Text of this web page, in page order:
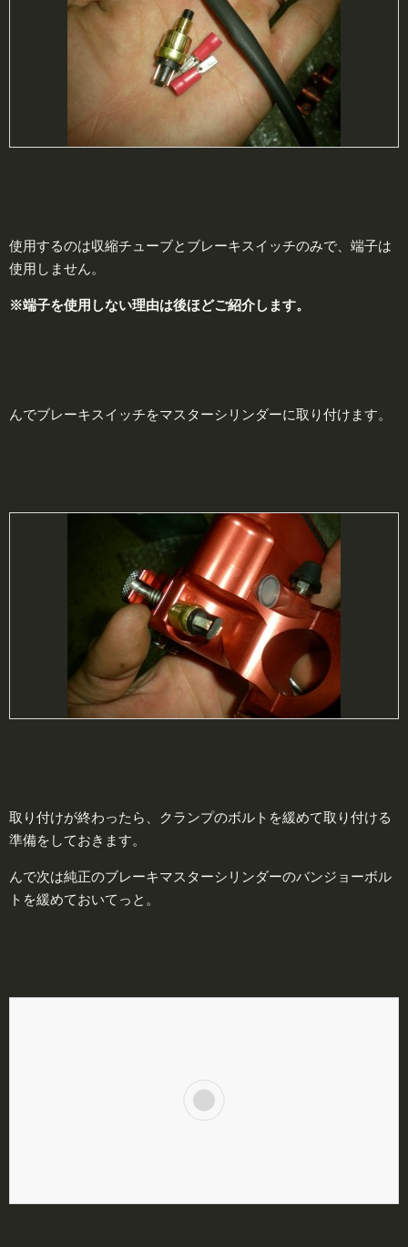
使用するのは収縮チューブとブレーキスイッチのみで、端子は
使用しません。
※端子を使用しない理由は後ほどご紹介します。
んでブレーキスイッチをマスターシリンダーに取り付けます。
取り付けが終わったら、クランプのボルトを緩めて取り付ける
準備をしておきます。
んで次は純正のブレーキマスターシリンダーのバンジョーボル
トを緩めておいてっと。